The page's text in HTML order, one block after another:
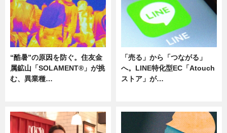
“酷暑”の原因を防ぐ。住友金
属鉱山「SOLAMENT®」が挑
む、異業種…
「売る」から「つながる」
へ。LINE特化型EC「Atouch
ストア」が…